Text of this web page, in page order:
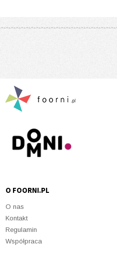
O FOORNI.PL
O nas
Kontakt
Regulamin
Współpraca